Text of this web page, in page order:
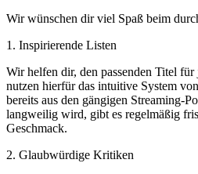
Wir wünschen dir viel Spaß beim
1. Inspirierende Listen
Wir helfen dir, den passenden Titel
nutzen hierfür das intuitive System
bereits aus den gängigen Streaming-
langweilig wird, gibt es regelmäßig
Geschmack.
2. Glaubwürdige Kritiken